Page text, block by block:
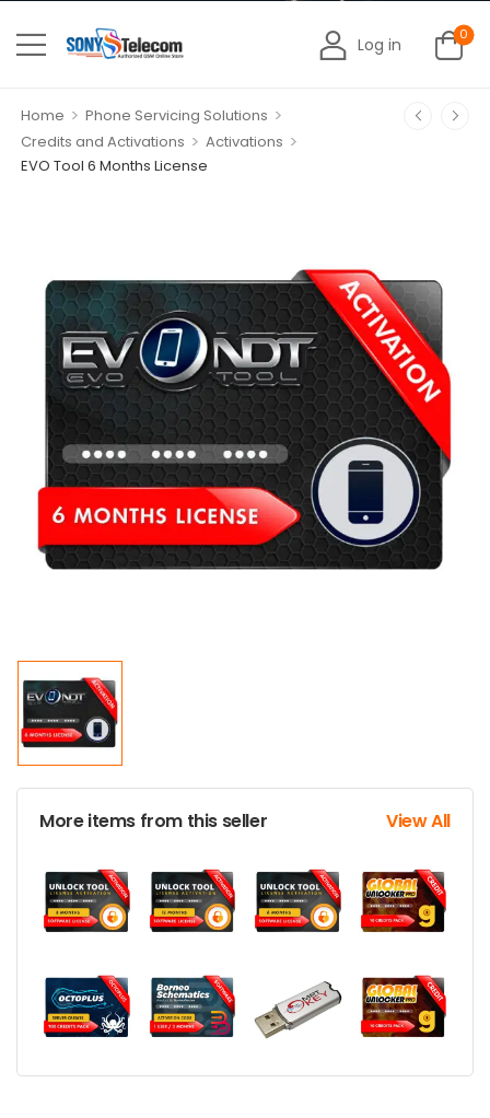
Log in 0
Home > Phone Servicing Solutions >
Credits and Activations > Activations >
EVO Tool 6 Months License
More items from this seller View All